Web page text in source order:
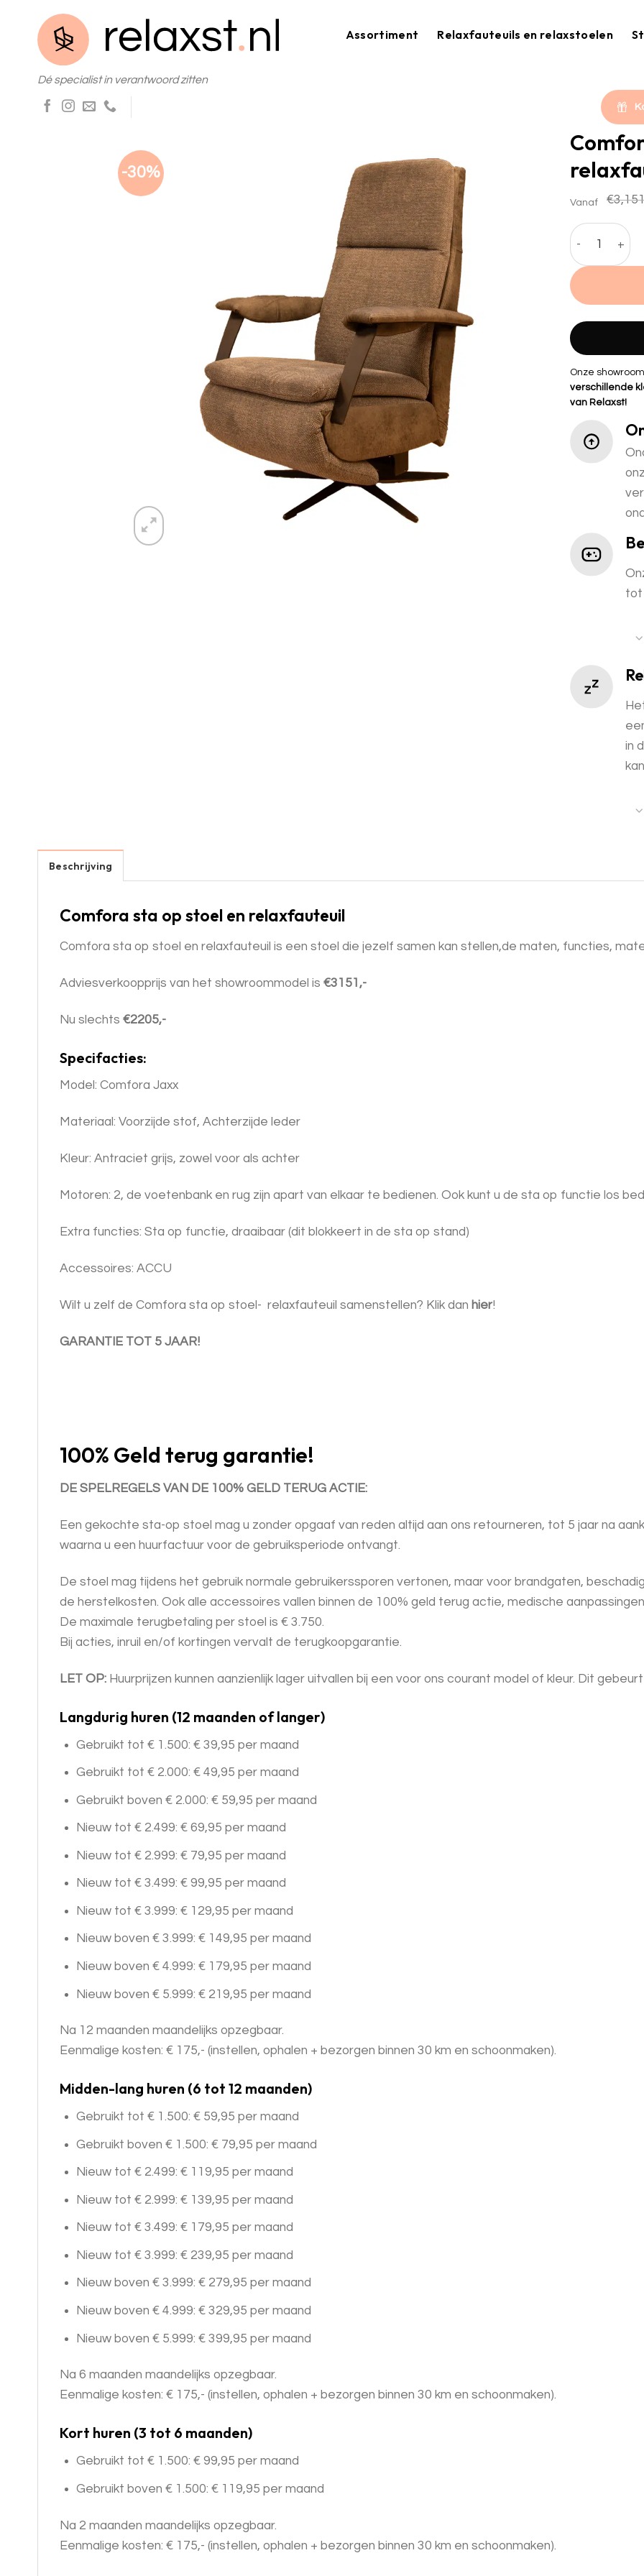
content
Dé specialist in verantwoord zitten
Assortiment Relaxfauteuils en relaxstoelen
-30%
Vanaf €
Comfora sta
Onze
verschillende
van Relaxst!
tot
in
Beschrijving
Comfora sta op stoel en relaxfauteuil
Comfora sta op stoel en relaxfauteuil is een stoel die jezelf samen kan stellen,de maten, functies,
Adviesverkoopprijs van het showroommodel is €3151,-
Nu slechts €2205,-
Specifacties:
Model: Comfora Jaxx
Materiaal: Voorzijde stof, Achterzijde leder
Kleur: Antraciet grijs, zowel voor als achter
Motoren: 2, de voetenbank en rug zijn apart van elkaar te bedienen. Ook kunt u de sta op functie los
Extra functies: Sta op functie, draaibaar (dit blokkeert in de sta op stand)
Accessoires: ACCU
Wilt u zelf de Comfora sta op stoel- relaxfauteuil samenstellen? Klik dan hier!
GARANTIE TOT 5 JAAR!
100% Geld terug garantie!
DE SPELREGELS VAN DE 100% GELD TERUG ACTIE:
Een gekochte sta-op stoel mag u zonder opgaaf van reden altijd aan ons retourneren, tot 5 jaar na
waarna u een huurfactuur voor de gebruiksperiode ontvangt.
De stoel mag tijdens het gebruik normale gebruikerssporen vertonen, maar voor brandgaten,
de herstelkosten. Ook alle accessoires vallen binnen de 100% geld terug actie, medische
De maximale terugbetaling per stoel is € 3.750.
Bij acties, inruil en/of kortingen vervalt de terugkoopgarantie.
LET OP: Huurprijzen kunnen aanzienlijk lager uitvallen bij een voor ons courant model of kleur. Dit
Langdurig huren (12 maanden of langer)
Gebruikt tot € 1.500: € 39,95 per maand
Gebruikt tot € 2.000: € 49,95 per maand
Gebruikt boven € 2.000: € 59,95 per maand
Nieuw tot € 2.499: € 69,95 per maand
Nieuw tot € 2.999: € 79,95 per maand
Nieuw tot € 3.499: € 99,95 per maand
Nieuw tot € 3.999: € 129,95 per maand
Nieuw boven € 3.999: € 149,95 per maand
Nieuw boven € 4.999: € 179,95 per maand
Nieuw boven € 5.999: € 219,95 per maand
Na 12 maanden maandelijks opzegbaar.
Eenmalige kosten: € 175,- (instellen, ophalen + bezorgen binnen 30 km en schoonmaken).
Midden-lang huren (6 tot 12 maanden)
Gebruikt tot € 1.500: € 59,95 per maand
Gebruikt boven € 1.500: € 79,95 per maand
Nieuw tot € 2.499: € 119,95 per maand
Nieuw tot € 2.999: € 139,95 per maand
Nieuw tot € 3.499: € 179,95 per maand
Nieuw tot € 3.999: € 239,95 per maand
Nieuw boven € 3.999: € 279,95 per maand
Nieuw boven € 4.999: € 329,95 per maand
Nieuw boven € 5.999: € 399,95 per maand
Na 6 maanden maandelijks opzegbaar.
Eenmalige kosten: € 175,- (instellen, ophalen + bezorgen binnen 30 km en schoonmaken).
Kort huren (3 tot 6 maanden)
Gebruikt tot € 1.500: € 99,95 per maand
Gebruikt boven € 1.500: € 119,95 per maand
Na 2 maanden maandelijks opzegbaar.
Eenmalige kosten: € 175,- (instellen, ophalen + bezorgen binnen 30 km en schoonmaken).